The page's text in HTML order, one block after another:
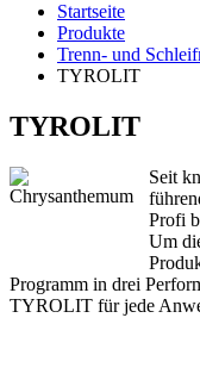
Startseite
Produkte
Trenn- und
TYROLIT
TYROLIT
Seit
Profi
Um
Programm in drei
TYROLIT für jede